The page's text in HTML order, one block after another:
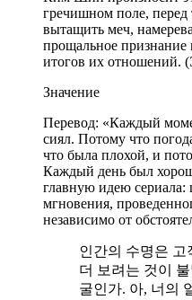
гречишном поле,
вытащить меч,
прощальное
итогов их отношений.
Значение
Перевод: «Каждый
сиял. Потому что
что была плохой, и
Каждый день был
главную идею сериала:
мгновения,
независимо от
인간의 수명은 고
더 보려는 것이
굴인가. 아, 너의